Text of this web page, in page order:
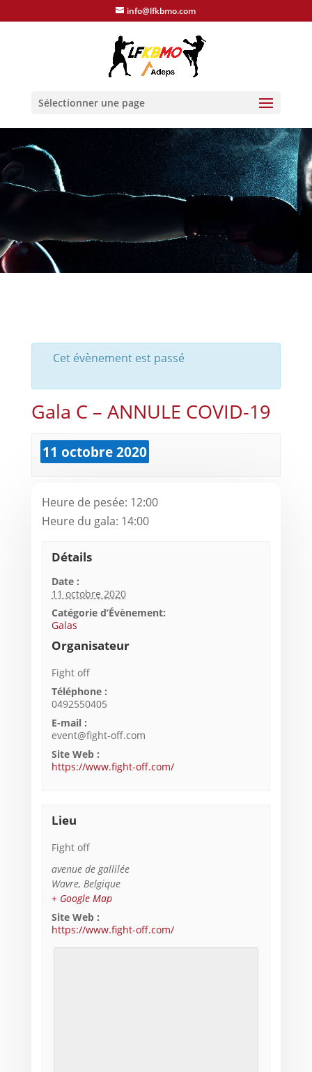
info@lfkbmo.com
Sélectionner une page
Cet évènement est passé
Gala C – ANNULE COVID-19
11 octobre 2020
Heure de pesée: 12:00
Heure du gala: 14:00
Détails
Date :
11 octobre 2020
Catégorie d’Évènement:
Galas
Organisateur
Fight off
Téléphone :
0492550405
E-mail :
event@fight-off.com
Site Web :
https://www.fight-off.com/
Lieu
Fight off
avenue de gallilée
Wavre, Belgique
+ Google Map
Site Web :
https://www.fight-off.com/